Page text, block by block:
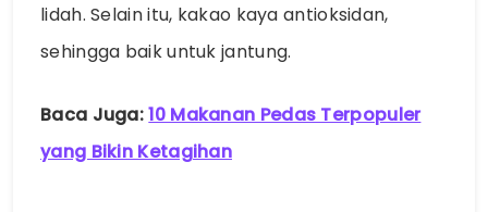
lidah. Selain itu, kakao kaya antioksidan,
sehingga baik untuk jantung.
Baca Juga:10 Makanan Pedas Terpopuler
yang Bikin Ketagihan